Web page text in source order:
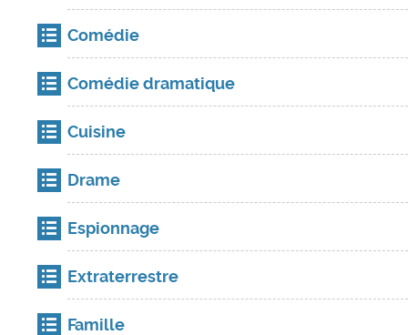
Comédie
Comédie dramatique
Cuisine
Drame
Espionnage
Extraterrestre
Famille